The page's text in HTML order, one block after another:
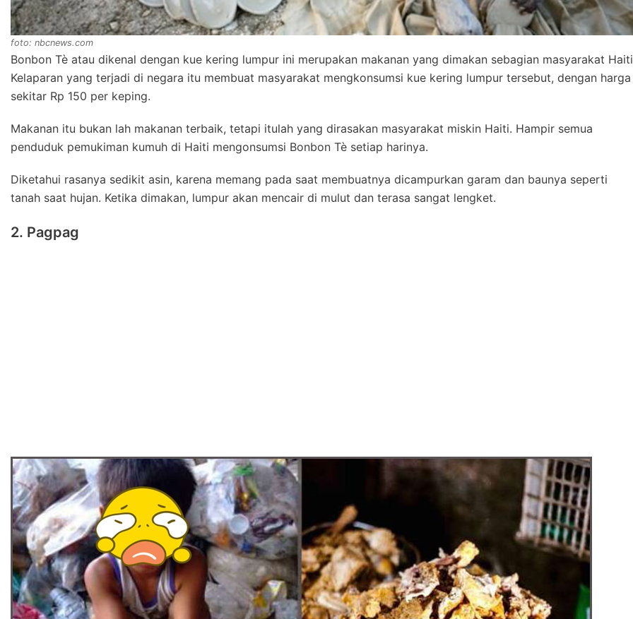
foto: nbcnews.com
Bonbon Tè atau dikenal dengan kue kering lumpur ini merupakan makanan yang dimakan sebagian masyarakat
Kelaparan yang terjadi di negara itu membuat masyarakat mengkonsumsi kue kering lumpur tersebut, dengan harga
sekitar Rp 150 per keping.
Makanan itu bukan lah makanan terbaik, tetapi itulah yang dirasakan masyarakat miskin Haiti. Hampir semua
penduduk pemukiman kumuh di Haiti mengonsumsi Bonbon Tè setiap harinya.
Diketahui rasanya sedikit asin, karena memang pada saat membuatnya dicampurkan garam dan baunya seperti
tanah saat hujan. Ketika dimakan, lumpur akan mencair di mulut dan terasa sangat lengket.
2. Pagpag